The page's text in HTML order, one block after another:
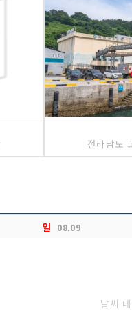
전라남도
일 08.09
날씨